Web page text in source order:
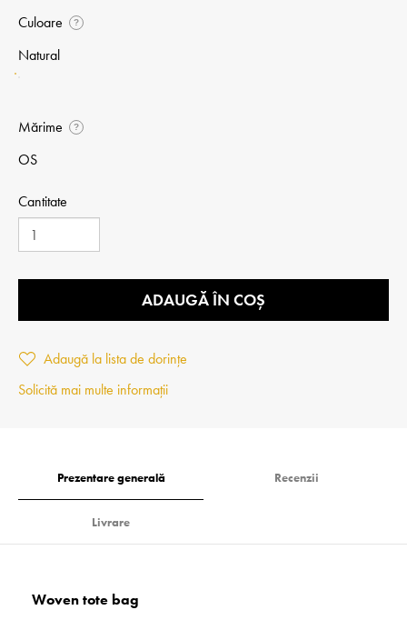
Culoare ?
Natural
Mărime ?
OS
Cantitate
ADAUGĂ ÎN COȘ
Adaugă la lista de dorințe
Solicită mai multe informații
Prezentare generală Recenzii
Livrare
Woven tote bag